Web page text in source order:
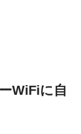
WiFiに自